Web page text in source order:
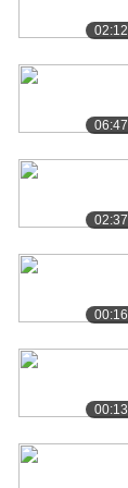
02:12
06:47
02:37
00:16
00:13